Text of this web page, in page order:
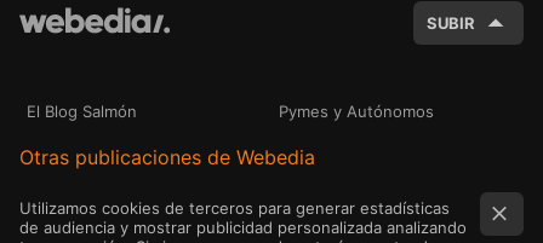
SUBIR
El Blog Salmón Pymes y Autónomos
Otras publicaciones de Webedia
Utilizamos cookies de terceros para generar estadísticas
de audiencia y mostrar publicidad personalizada analizando